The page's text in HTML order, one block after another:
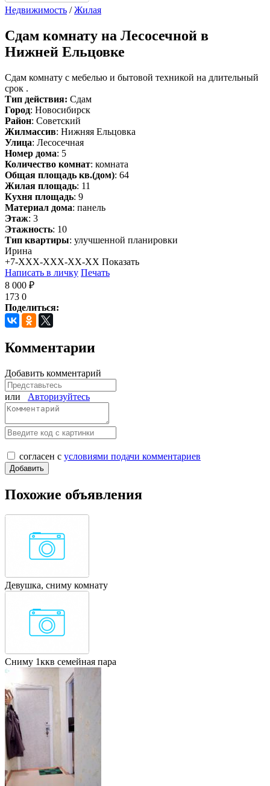
Недвижимость /Жилая
Сдам комнату на Лесосечной в
Нижней Ельцовке
Сдам комнату с мебелью и бытовой техникой на длительный
срок .
Тип действия: Сдам
Город: Новосибирск
Район: Советский
Жилмассив: Нижняя Ельцовка
Улица: Лесосечная
Номер дома: 5
Количество комнат: комната
Общая площадь кв.(дом): 64
Жилая площадь: 11
Кухня площадь: 9
Материал дома: панель
Этаж: 3
Этажность: 10
Тип квартиры: улучшенной планировки
Ирина
+7-XXX-XXX-XX-XX Показать
Написать в личку Печать
8 000 ₽
173 0
Поделиться:
Комментарии
Добавить комментарий
или Авторизуйтесь
согласен с условиями подачи комментариев
Похожие объявления
Девушка, сниму комнату
Сниму 1ккв семейная пара